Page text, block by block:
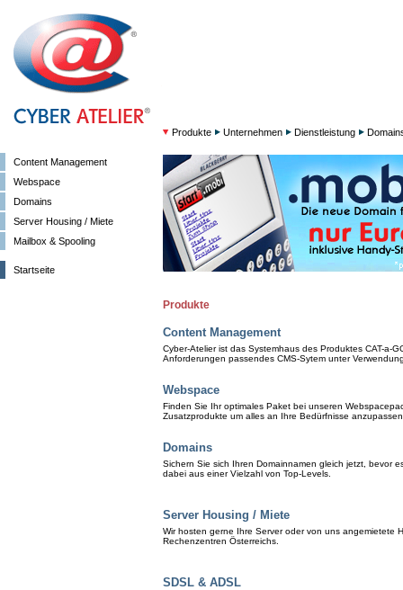
Content Management
Webspace
Domains
Server Housing / Miete
Mailbox & Spooling
Startseite
Produkte Unternehmen Dienstleistung
Produkte
Content Management
Cyber-Atelier ist das Systemhaus des Produktes CAT-a-
Anforderungen passendes CMS-Sytem unter
Webspace
Finden Sie Ihr optimales Paket bei unseren
Zusatzprodukte um alles an Ihre Bedürfnisse anzupassen
Domains
Sichern Sie sich Ihren Domainnamen gleich jetzt, bevor
dabei aus einer Vielzahl von Top-Levels.
Server Housing / Miete
Wir hosten gerne Ihre Server oder von uns angemietete
Rechenzentren Österreichs.
SDSL & ADSL